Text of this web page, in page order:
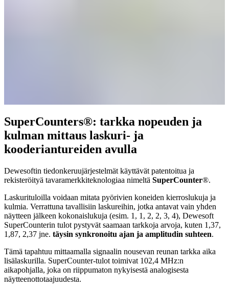
SuperCounters®: tarkka nopeuden ja
kulman mittaus laskuri- ja
kooderiantureiden avulla
Dewesoftin tiedonkeruujärjestelmät käyttävät patentoitua ja
rekisteröityä tavaramerkkiteknologiaa nimeltä SuperCounter®.
Laskurituloilla voidaan mitata pyörivien koneiden kierroslukuja ja
kulmia. Verrattuna tavallisiin laskureihin, jotka antavat vain yhden
näytteen jälkeen kokonaislukuja (esim. 1, 1, 2, 2, 3, 4), Dewesoft
SuperCounterin tulot pystyvät saamaan tarkkoja arvoja, kuten 1,37,
1,87, 2,37 jne. täysin synkronoitu ajan ja amplitudin suhteen.
Tämä tapahtuu mittaamalla signaalin nousevan reunan tarkka aika
lisälaskurilla. SuperCounter-tulot toimivat 102,4 MHz:n
aikapohjalla, joka on riippumaton nykyisestä analogisesta
näytteenottotaajuudesta.